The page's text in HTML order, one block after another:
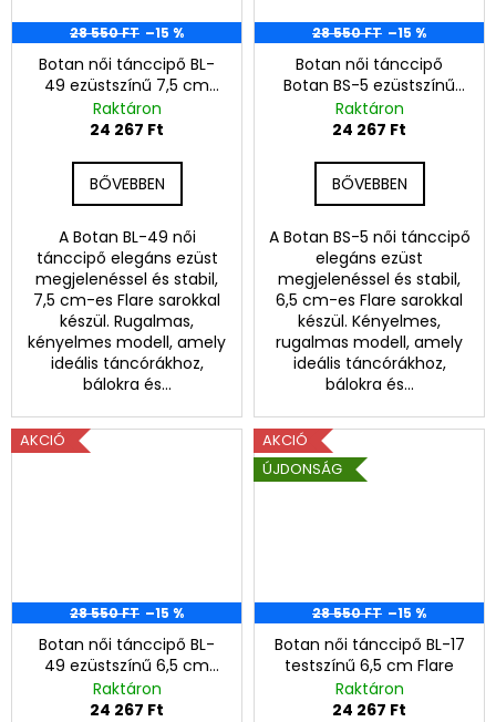
m
e
n
c
c
i
p
ő
n
d
28 550 FT –15 %
Botan női tánccipő BL-
49 ezüstszínű 7,5 cm
Flare
Raktáron
24 267 Ft
BŐVEBBEN
A Botan BL-49 női
tánccipő elegáns ezüst
megjelenéssel és stabil,
7,5 cm-es Flare sarokkal
készül. Rugalmas,
kényelmes modell, amely
ideális táncórákhoz,
bálokra és...
28 550 FT –15 %
Botan női tánccipő
Botan BS-5 ezüstszínű
6,5 cm Flare
Raktáron
24 267 Ft
BŐVEBBEN
A Botan BS-5 női tánccipő
elegáns ezüst
megjelenéssel és stabil,
6,5 cm-es Flare sarokkal
készül. Kényelmes,
rugalmas modell, amely
ideális táncórákhoz,
bálokra és...
AKCIÓ
28 550 FT –15 %
Botan női tánccipő BL-
49 ezüstszínű 6,5 cm
Flare
Raktáron
24 267 Ft
AKCIÓ
ÚJDONSÁG
28 550 FT –15 %
Botan női tánccipő BL-17
testszínű 6,5 cm Flare
Raktáron
24 267 Ft